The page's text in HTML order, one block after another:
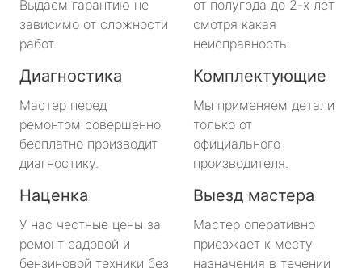
Выдаем гарантию не
зависимо от сложности
работ.
от полугода до 2-х лет
смотря какая
неисправность.
Диагностика
Мастер перед
ремонтом совершенно
бесплатно производит
диагностику.
Комплектующие
Мы применяем детали
только от
официального
производителя.
Наценка
У нас честные цены за
ремонт садовой и
бензиновой техники без
Выезд мастера
Мастер оперативно
приезжает к месту
назначения в течении